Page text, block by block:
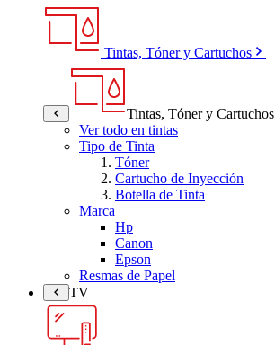
Tintas, Tóner y Cartuchos
Tintas, Tóner y Cartuchos
Ver todo en tintas
Tipo de Tinta
Tóner
Cartucho de Inyección
Botella de Tinta
Marca
Hp
Canon
Epson
Resmas de Papel
TV